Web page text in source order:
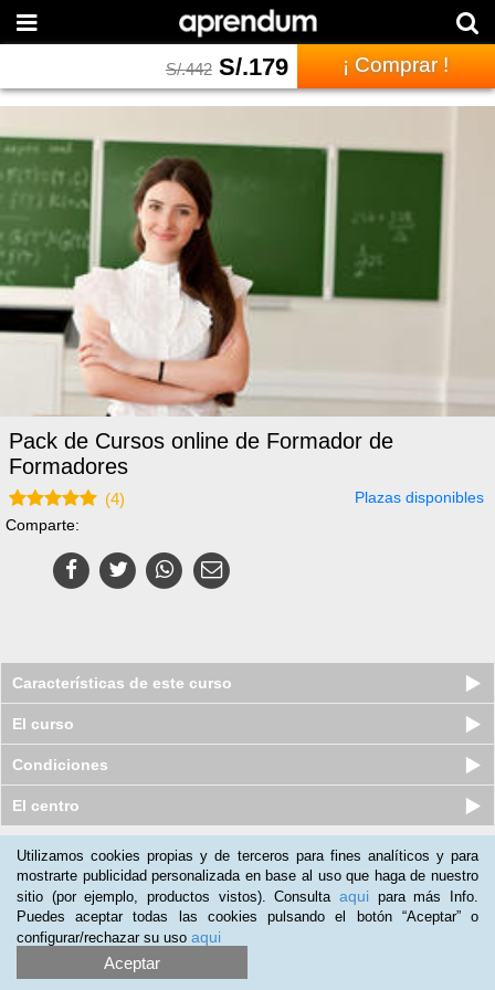
S/.442 S/.179 ¡ Comprar !
Pack de Cursos online de Formador de
Formadores
(4)
Plazas disponibles
Comparte:
Características de este curso
El curso
Condiciones
El centro
Nuestros clientes opinan:
Francisco Benitez(10-07-2018)
El producto es satisfactorio, lo uso cuando mi actividad
profesional me deja tiempo y me parece una buena manera de
formarse, recomendable para cualquier trabajador en activo.
Utilizamos cookies propias y de terceros para fines analíticos y para
mostrarte publicidad personalizada en base al uso que haga de nuestro
sitio (por ejemplo, productos vistos). Consulta aqui para más Info.
Puedes aceptar todas las cookies pulsando el botón “Aceptar” o
configurar/rechazar su uso aqui
Aceptar